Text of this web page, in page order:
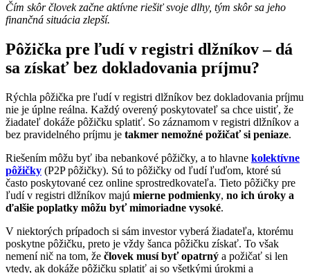
Čím skôr človek začne aktívne riešiť svoje dlhy, tým skôr sa jeho
finančná situácia zlepší.
Pôžička pre ľudí v registri dlžníkov – dá
sa získať bez dokladovania príjmu?
Rýchla pôžička pre ľudí v registri dlžníkov bez dokladovania príjmu
nie je úplne reálna. Každý overený poskytovateľ sa chce uistiť, že
žiadateľ dokáže pôžičku splatiť. So záznamom v registri dlžníkov a
bez pravidelného príjmu je takmer nemožné požičať si peniaze.
Riešením môžu byť iba nebankové pôžičky, a to hlavne kolektívne
pôžičky (P2P pôžičky). Sú to pôžičky od ľudí ľuďom, ktoré sú
často poskytované cez online sprostredkovateľa. Tieto pôžičky pre
ľudí v registri dlžníkov majú mierne podmienky, no ich úroky a
ďalšie poplatky môžu byť mimoriadne vysoké.
V niektorých prípadoch si sám investor vyberá žiadateľa, ktorému
poskytne pôžičku, preto je vždy šanca pôžičku získať. To však
nemení nič na tom, že človek musí byť opatrný a požičať si len
vtedy, ak dokáže pôžičku splatiť aj so všetkými úrokmi a